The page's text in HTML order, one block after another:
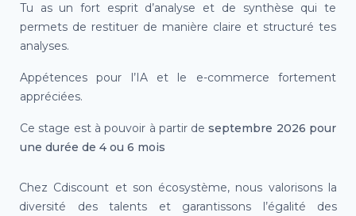
Tu as un fort esprit d’analyse et de synthèse qui te
permets de restituer de manière claire et structuré tes
analyses.
Appétences pour l’IA et le e-commerce fortement
appréciées.
Ce stage est à pouvoir à partir de septembre 2026 pour
une durée de 4 ou 6 mois
Chez Cdiscount et son écosystème, nous valorisons la
diversité des talents et garantissons l’égalité des